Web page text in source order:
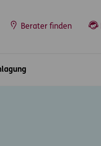
Berater finden